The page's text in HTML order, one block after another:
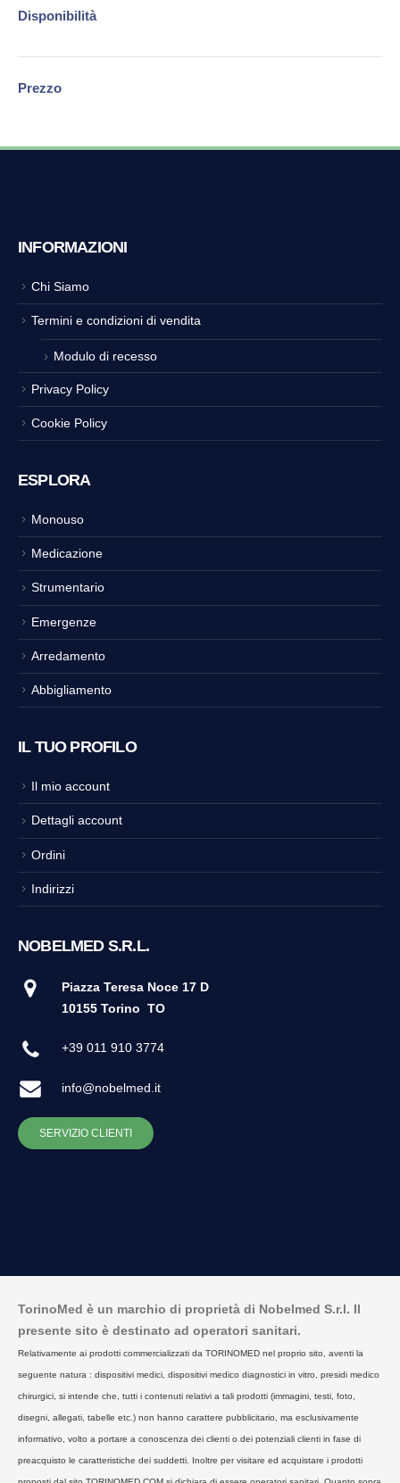
Disponibilità
Prezzo
INFORMAZIONI
Chi Siamo
Termini e condizioni di vendita
Modulo di recesso
Privacy Policy
Cookie Policy
ESPLORA
Monouso
Medicazione
Strumentario
Emergenze
Arredamento
Abbigliamento
IL TUO PROFILO
Il mio account
Dettagli account
Ordini
Indirizzi
NOBELMED S.R.L.
Piazza Teresa Noce 17 D
10155 Torino TO
+39 011 910 3774
info@nobelmed.it
SERVIZIO CLIENTI
TorinoMed è un marchio di proprietà di Nobelmed S.r.l. Il
presente sito è destinato ad operatori sanitari.
Relativamente ai prodotti commercializzati da TORINOMED nel proprio sito, aventi la
seguente natura : dispositivi medici, dispositivi medico diagnostici in vitro, presidi medico
chirurgici, si intende che, tutti i contenuti relativi a tali prodotti (immagini, testi, foto,
disegni, allegati, tabelle etc.) non hanno carattere pubblicitario, ma esclusivamente
informativo, volto a portare a conoscenza dei clienti o dei potenziali clienti in fase di
preacquisto le caratteristiche dei suddetti. Inoltre per visitare ed acquistare i prodotti